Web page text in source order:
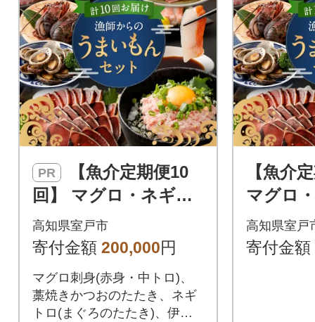
PR
回】 マグロ・ネギト
ロ・かつおのたた
き・魚介類加工品など
訳あり
高知県室戸市
寄付金額 200,000円
マグロ刺身(赤身・中トロ)、
藁焼きかつおのたたき、ネギ
トロ(まぐろのたたき)、伊勢
【魚介
マグロ
かつお
介類加
高知県室戸
寄付金額